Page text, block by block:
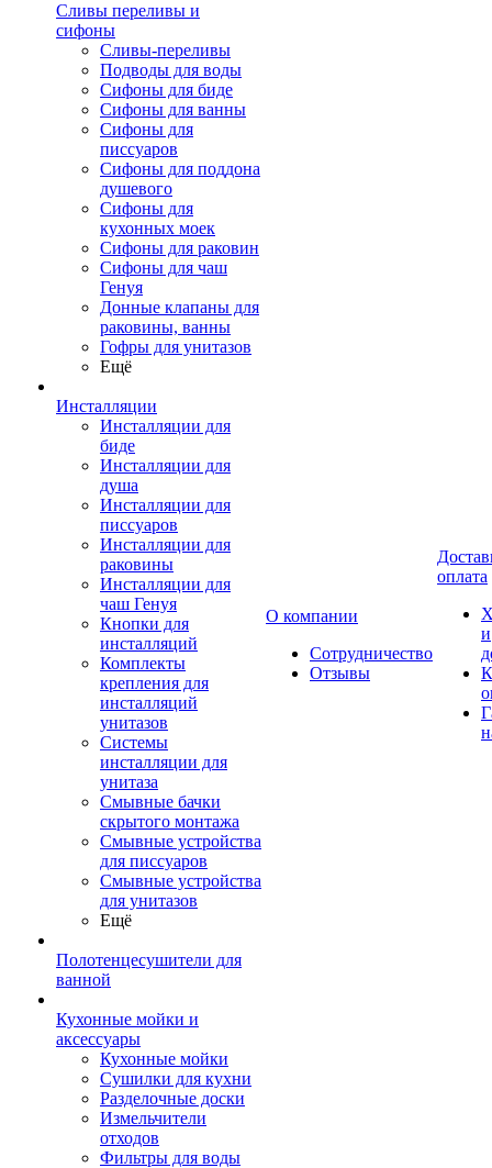
Сливы переливы и
сифоны
Сливы-переливы
Подводы для воды
Сифоны для биде
Сифоны для ванны
Сифоны для
писсуаров
Сифоны для поддона
душевого
Сифоны для
кухонных моек
Сифоны для раковин
Сифоны для чаш
Генуя
Донные клапаны для
раковины, ванны
Гофры для унитазов
Ещё
Инсталляции
Инсталляции для
биде
Инсталляции для
душа
Инсталляции для
писсуаров
Инсталляции для
раковины
Инсталляции для
чаш Генуя
Кнопки для
инсталляций
Комплекты
крепления для
инсталляций
унитазов
Системы
инсталляции для
унитаза
Смывные бачки
скрытого монтажа
Смывные устройства
для писсуаров
Смывные устройства
для унитазов
Ещё
Полотенцесушители для
ванной
Кухонные мойки и
аксессуары
Кухонные мойки
Сушилки для кухни
Разделочные доски
Измельчители
отходов
Фильтры для воды
О компании
Сотрудничество
Отзывы
оплата
и